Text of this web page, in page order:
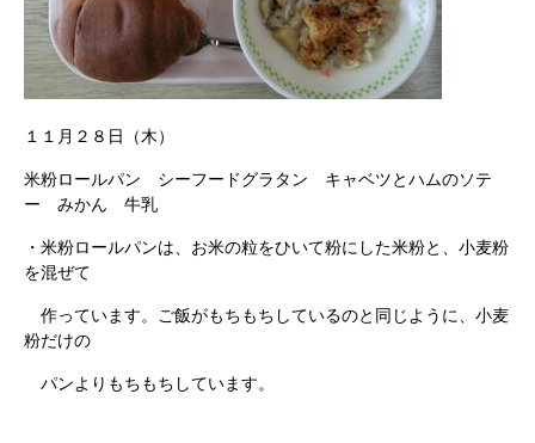
１１月２８日（木）
米粉ロールパン シーフードグラタン キャベツとハムのソテ
ー みかん 牛乳
・米粉ロールパンは、お米の粒をひいて粉にした米粉と、小麦粉
を混ぜて
作っています。ご飯がもちもちしているのと同じように、小麦
粉だけの
パンよりもちもちしています。